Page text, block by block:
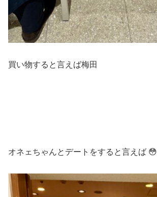
買い物すると言えば梅田
オネェちゃんとデートをすると言えば 😳